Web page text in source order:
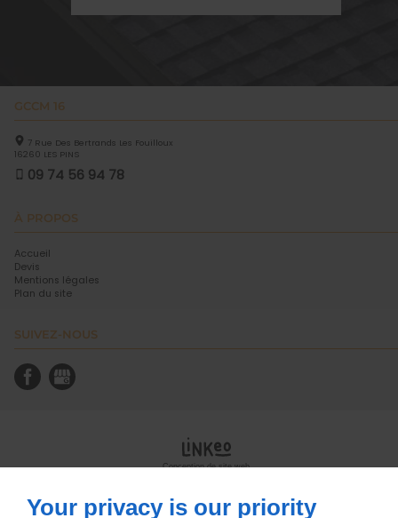
GCCM 16
7 Rue Des Bertrands Les Fouilloux
16260 LES PINS
09 74 56 94 78
À PROPOS
Accueil
Devis
Mentions légales
Plan du site
SUIVEZ-NOUS
Conception de site web
Your privacy is our priority